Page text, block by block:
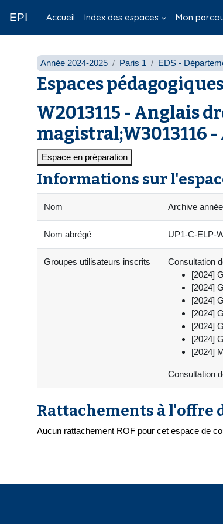
EPI Accueil Index des espaces Mon
Année 2024-2025 Paris 1 EDS -
Espaces
W2013115 - Anglais
magistral;W3013116
Espace en préparation
Informations sur
Nom Archive
Nom abrégé UP1-C-ELP-
Groupes utilisateurs inscrits
Consultation
[2024]
[2024]
[2024]
[2024]
[2024]
[2024]
[2024]
Consultation
Rattachements à l'offre
Aucun rattachement ROF pour cet espace de